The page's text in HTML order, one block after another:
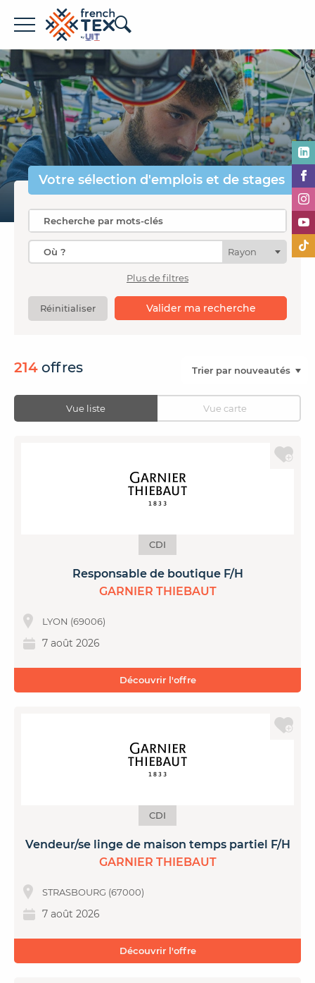
Offres d'emploi
Entreprises
Métiers
Formations
À propos de French TEX
Espace recruteur
Votre sélection d'emplois et de stages
Rayon
Plus de filtres
Valider ma recherche
Réinitialiser
214 offres
Vue liste Vue carte
CDI
Responsable de boutique F/H
GARNIER THIEBAUT
LYON (69006)
7 août 2026
Découvrir l'offre
CDI
Vendeur/se linge de maison temps partiel F/H
GARNIER THIEBAUT
STRASBOURG (67000)
7 août 2026
Découvrir l'offre